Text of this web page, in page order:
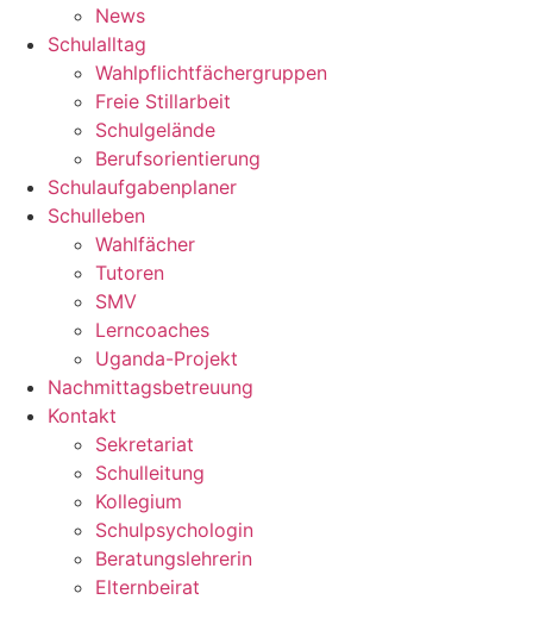
News
Schulalltag
Wahlpflichtfächergruppen
Freie Stillarbeit
Schulgelände
Berufsorientierung
Schulaufgabenplaner
Schulleben
Wahlfächer
Tutoren
SMV
Lerncoaches
Uganda-Projekt
Nachmittagsbetreuung
Kontakt
Sekretariat
Schulleitung
Kollegium
Schulpsychologin
Beratungslehrerin
Elternbeirat